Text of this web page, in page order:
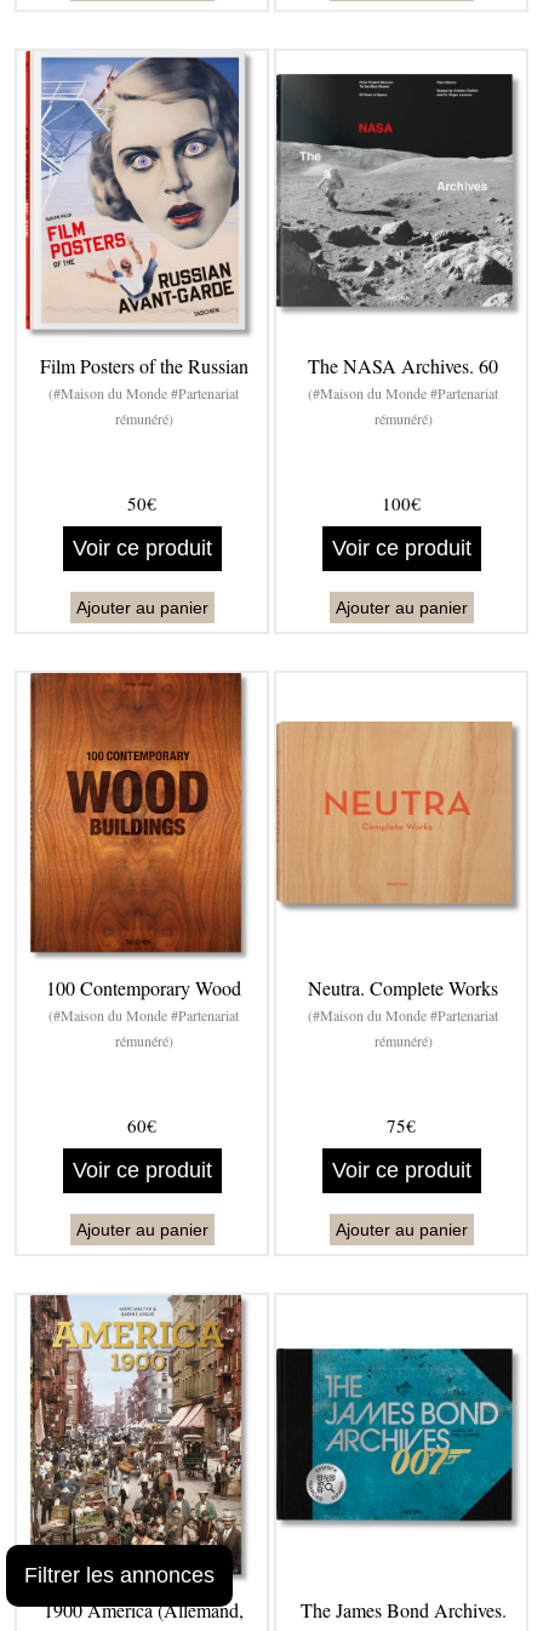
Film Posters of the Russian
(#Maison du Monde #Partenariat
rémunéré)
50€
Voir ce produit
Ajouter au panier
The NASA Archives. 60
(#Maison du Monde #Partenariat
rémunéré)
100€
Voir ce produit
Ajouter au panier
100 Contemporary Wood
(#Maison du Monde #Partenariat
rémunéré)
60€
Voir ce produit
Ajouter au panier
Neutra. Complete Works
(#Maison du Monde #Partenariat
rémunéré)
75€
Voir ce produit
Ajouter au panier
1900 America (Allemand, The James Bond Archives.
Filtrer les annonces